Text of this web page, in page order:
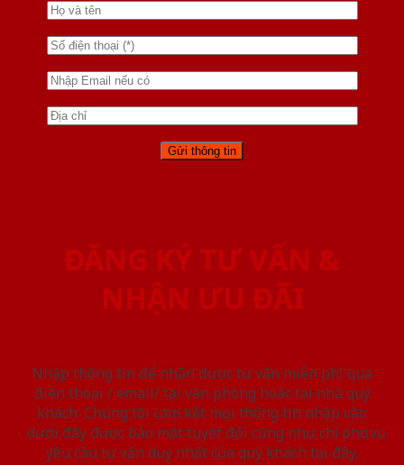
ĐĂNG KÝ TƯ VẤN &
NHẬN ƯU ĐÃI
Nhập thông tin để nhận được tư vấn miễn phí qua
điện thoại / email/ tại văn phòng hoặc tại nhà quý
khách. Chúng tôi cam kết mọi thông tin nhập vào
dưới đây được bảo mật tuyệt đối cũng như chỉ phục vụ
yêu cầu tư vấn duy nhất của quý khách tại đây.